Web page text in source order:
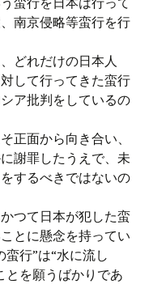
南京侵略等蛮行を行
どれだけの日本人
して行ってきた蛮行
ア批判をしているの
正面から向き合い、
謝罪したうえで、未
するべきではないの
つて日本が犯した蛮
とに懸念を持ってい
行”は“水に流し
とを願うばかりであ